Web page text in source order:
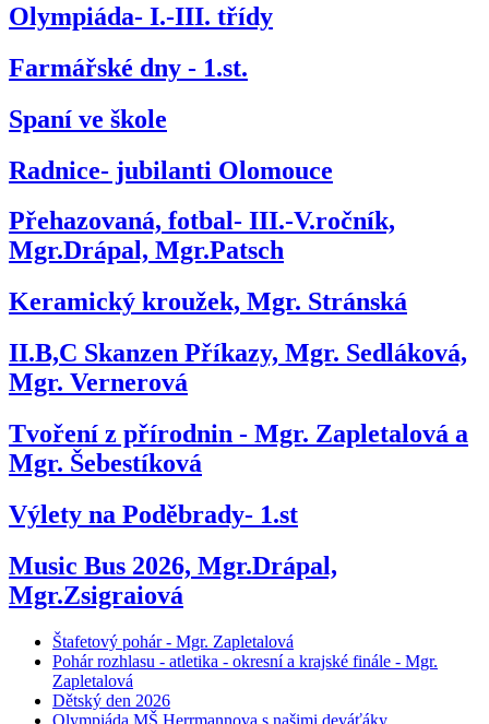
Olympiáda- I.-III. třídy
Farmářské dny - 1.st.
Spaní ve škole
Radnice- jubilanti Olomouce
Přehazovaná, fotbal- III.-V.ročník,
Mgr.Drápal, Mgr.Patsch
Keramický kroužek, Mgr. Stránská
II.B,C Skanzen Příkazy, Mgr. Sedláková,
Mgr. Vernerová
Tvoření z přírodnin - Mgr. Zapletalová a
Mgr. Šebestíková
Výlety na Poděbrady- 1.st
Music Bus 2026, Mgr.Drápal,
Mgr.Zsigraiová
Štafetový pohár - Mgr. Zapletalová
Pohár rozhlasu - atletika - okresní a krajské finále - Mgr.
Zapletalová
Dětský den 2026
Olympiáda MŠ Herrmannova s našimi deváťáky